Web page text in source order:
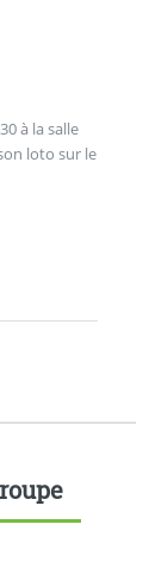
à la salle
loto sur le